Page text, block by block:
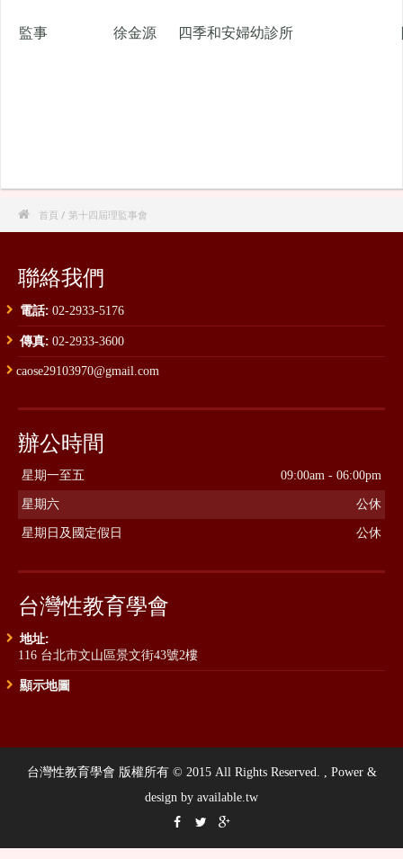
監事 徐金源 四季和安婦幼診所
 首頁 / 第十四屆理監事會
聯絡我們
電話: 02-2933-5176
傳真: 02-2933-3600
caose29103970@gmail.com
辦公時間
星期一至五 09:00am - 06:00pm
星期六 公休
星期日及國定假日 公休
台灣性教育學會
地址:
116 台北市文山區景文街43號2樓
顯示地圖
台灣性教育學會 版權所有 © 2015 All Rights Reserved. , Power &
design by available.tw
  